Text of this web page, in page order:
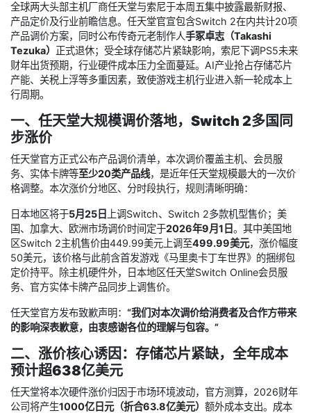
全球两大头部主机厂商任天堂与索尼于本周五集中披露最新财报、
产品定价及行业前瞻信息。任天堂官宣包含Switch 2在内共计20项
产品调价方案，同时公布传奇元老制作人手冢卓志（Takashi
Tezuka） 正式退休；受全球存储芯片紧缺影响，索尼下调PS5未来
财年出货预期，行业硬件成本压力全面蔓延。AI产业抢占存储芯片
产能、关税上浮等多重因素，致使游戏主机行业进入新一轮成本上
行周期。
一、任天堂大规模调价落地，Switch 2多国同
步涨价
任天堂官方正式公布产品调价清单，本次调价覆盖主机、会员服
务、实体卡牌等至少20类产品线，是近年任天堂规模最大的一次价
格调整。本次涨价分地区、分时段执行，规则清晰明确：
日本地区将于5月25日 上调Switch、Switch 2多款机型售价；美
国、加拿大、欧洲市场调价时间定于2026年9月1日。其中美国地
区Switch 2主机售价由449.99美元上调至499.99美元，涨价幅度
50美元，该价格与此前含首发游戏《马里奥卡丁车世界》的捆绑包
定价持平。除主机硬件外，日本地区任天堂Switch Online会员服
务、官方实体卡牌产品同步上调售价。
任天堂官方发布致歉声明： “我们对本次调价给消费者及合作方带来
的影响深表歉意，由衷感谢各位的理解与包容。”
二、涨价核心诱因：存储芯片紧缺，全年成本
预计超638亿美元
任天堂将本次硬件涨价归因于市场环境波动，官方测算，2026财年
公司将产生1000亿日元（折合63.8亿美元） 额外成本支出。成本